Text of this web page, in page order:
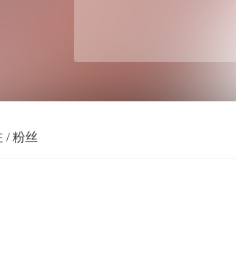
/ 粉丝